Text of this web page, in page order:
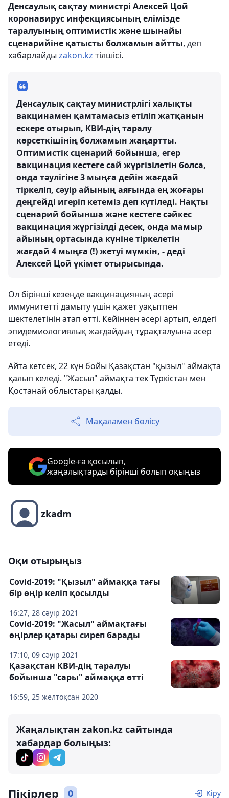
Денсаулық сақтау министрі Алексей Цой
коронавирус инфекциясының елімізде
таралуының оптимистік және шынайы
сценарийіне қатысты болжамын айтты, деп
хабарлайды zakon.kz тілшісі.
Денсаулық сақтау министрлігі халықты
вакцинамен қамтамасыз етіліп жатқанын
ескере отырып, КВИ-дің таралу
көрсеткішінің болжамын жаңартты.
Оптимистік сценарий бойынша, егер
вакцинация кестеге сай жүргізілетін болса,
онда тәулігіне 3 мыңға дейін жағдай
тіркеліп, сәуір айының аяғында ең жоғары
деңгейді игеріп кетеміз деп күтіледі. Нақты
сценарий бойынша және кестеге сәйкес
вакцинация жүргізілді десек, онда мамыр
айының ортасында күніне тіркелетін
жағдай 4 мыңға (!) жетуі мүмкін, - деді
Алексей Цой үкімет отырысында.
Ол бірінші кезеңде вакцинацияның әсері
иммунитетті дамыту үшін қажет уақытпен
шектелетінін атап өтті. Кейіннен әсері артып, елдегі
эпидемиологиялық жағдайдың тұрақталуына әсер
етеді.
Айта кетсек, 22 күн бойы Қазақстан "қызыл" аймақта
қалып келеді. "Жасыл" аймақта тек Түркістан мен
Қостанай облыстары қалды.
Мақаламен бөлісу
Google-ға қосылып,
жаңалықтарды бірінші болып оқыңыз
zkadm
Оқи отырыңыз
16:27, 28 сәуір 2021
Covid-2019: "Қызыл" аймаққа тағы
бір өңір келіп қосылды
17:10, 09 сәуір 2021
Covid-2019: "Жасыл" аймақтағы
өңірлер қатары сиреп барады
16:59, 25 желтоқсан 2020
Қазақстан КВИ-дің таралуы
бойынша "сары" аймаққа өтті
Жаңалықтан zakon.kz сайтында
хабардар болыңыз:
Пікірлер 0 Кіру